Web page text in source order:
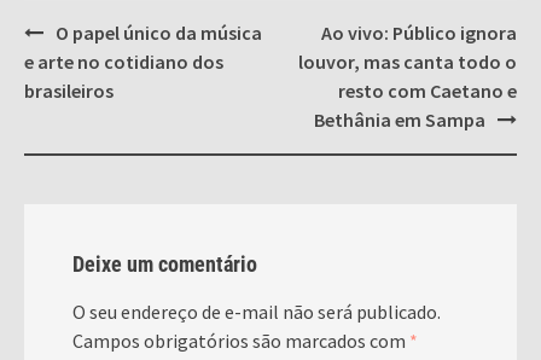
Post
navigation
O papel único da música
e arte no cotidiano dos
brasileiros
Ao vivo: Público ignora
louvor, mas canta todo o
resto com Caetano e
Bethânia em Sampa
Deixe um comentário
O seu endereço de e-mail não será publicado.
Campos obrigatórios são marcados com *